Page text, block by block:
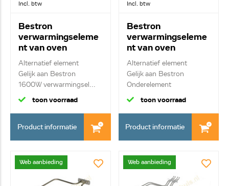
Incl. btw
Bestron
verwarmingseleme
nt van oven
0606091
Alternatief element
Gelijk aan Bestron
1600W verwarmingsel...
toon voorraad
Product informatie
Incl. btw
Bestron
verwarmingseleme
nt van oven
0606094
Alternatief element
Gelijk aan Bestron
Onderelement
toon voorraad
Product informatie
Web aanbieding Web aanbieding